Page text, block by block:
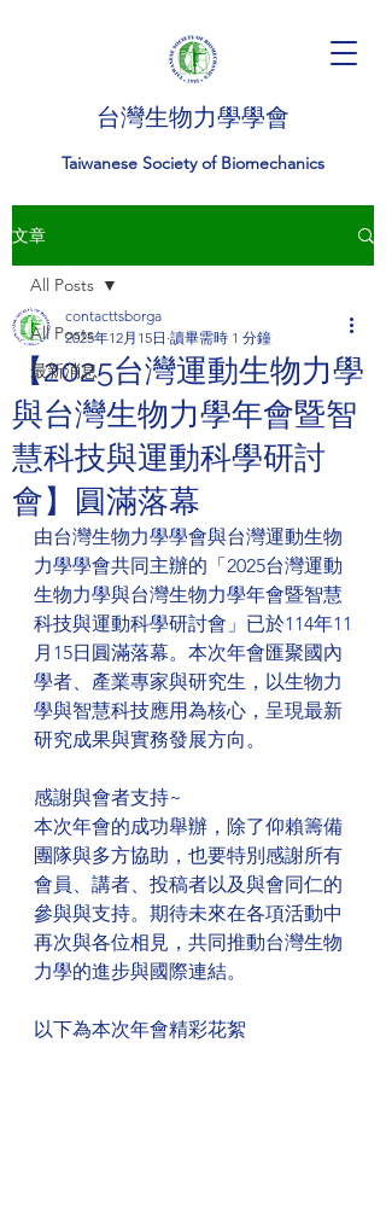
台灣生物力學學會
Taiwanese Society of Biomechanics
文章
All Posts
最新消息
All Posts
【2025台灣運動生物力學
與台灣生物力學年會暨智
慧科技與運動科學研討
會】圓滿落幕
contacttsborga
2025年12月15日 讀畢需時 1 分鐘
由台灣生物力學學會與台灣運動生物
力學學會共同主辦的「2025台灣運動
生物力學與台灣生物力學年會暨智慧
科技與運動科學研討會」已於114年11
月15日圓滿落幕。本次年會匯聚國內
學者、產業專家與研究生，以生物力
學與智慧科技應用為核心，呈現最新
研究成果與實務發展方向。
感謝與會者支持~
本次年會的成功舉辦，除了仰賴籌備
團隊與多方協助，也要特別感謝所有
會員、講者、投稿者以及與會同仁的
參與與支持。期待未來在各項活動中
再次與各位相見，共同推動台灣生物
力學的進步與國際連結。
以下為本次年會精彩花絮